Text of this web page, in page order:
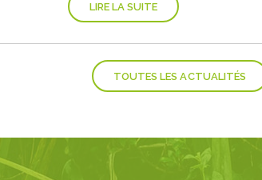
LIRE LA SUITE
TOUTES LES ACTUALITÉS